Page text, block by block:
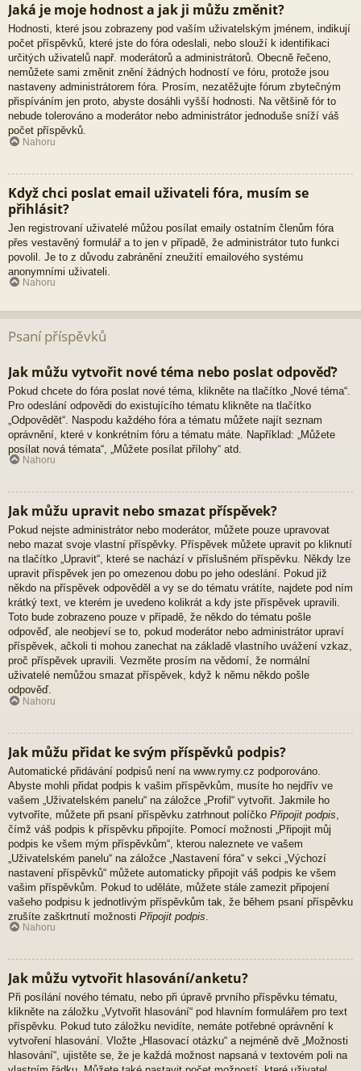
Jaká je moje hodnost a jak ji můžu změnit?
Hodnosti, které jsou zobrazeny pod vaším uživatelským jménem, indikují
počet příspěvků, které jste do fóra odeslali, nebo slouží k identifikaci
určitých uživatelů např. moderátorů a administrátorů. Obecně řečeno,
nemůžete sami změnit znění žádných hodností ve fóru, protože jsou
nastaveny administrátorem fóra. Prosím, nezatěžujte fórum zbytečným
přispíváním jen proto, abyste dosáhli vyšší hodnosti. Na většině fór to
nebude tolerováno a moderátor nebo administrátor jednoduše sníží váš
počet příspěvků.
Nahoru
Když chci poslat email uživateli fóra, musím se
přihlásit?
Jen registrovaní uživatelé můžou posílat emaily ostatním členům fóra
přes vestavěný formulář a to jen v případě, že administrátor tuto funkci
povolil. Je to z důvodu zabránění zneužití emailového systému
anonymními uživateli.
Nahoru
Psaní příspěvků
Jak můžu vytvořit nové téma nebo poslat odpověď?
Pokud chcete do fóra poslat nové téma, klikněte na tlačítko „Nové téma“.
Pro odeslání odpovědi do existujícího tématu klikněte na tlačítko
„Odpovědět“. Naspodu každého fóra a tématu můžete najít seznam
oprávnění, které v konkrétním fóru a tématu máte. Například: „Můžete
posílat nová témata“, „Můžete posílat přílohy“ atd.
Nahoru
Jak můžu upravit nebo smazat příspěvek?
Pokud nejste administrátor nebo moderátor, můžete pouze upravovat
nebo mazat svoje vlastní příspěvky. Příspěvek můžete upravit po kliknutí
na tlačítko „Upravit“, které se nachází v příslušném příspěvku. Někdy lze
upravit příspěvek jen po omezenou dobu po jeho odeslání. Pokud již
někdo na příspěvek odpověděl a vy se do tématu vrátíte, najdete pod ním
krátký text, ve kterém je uvedeno kolikrát a kdy jste příspěvek upravili.
Toto bude zobrazeno pouze v případě, že někdo do tématu pošle
odpověď, ale neobjeví se to, pokud moderátor nebo administrátor upraví
příspěvek, ačkoli ti mohou zanechat na základě vlastního uvážení vzkaz,
proč příspěvek upravili. Vezměte prosím na vědomí, že normální
uživatelé nemůžou smazat příspěvek, když k němu někdo pošle
odpověď.
Nahoru
Jak můžu přidat ke svým příspěvků podpis?
Automatické přidávání podpisů není na www.rymy.cz podporováno.
Abyste mohli přidat podpis k vašim příspěvkům, musíte ho nejdřív ve
vašem „Uživatelském panelu“ na záložce „Profil“ vytvořit. Jakmile ho
vytvoříte, můžete při psaní příspěvku zatrhnout políčko Připojit podpis
čímž váš podpis k příspěvku připojíte. Pomocí možnosti „Připojit můj
podpis ke všem mým příspěvkům“, kterou naleznete ve vašem
„Uživatelském panelu“ na záložce „Nastavení fóra“ v sekci „Výchozí
nastavení příspěvků“ můžete automaticky připojit váš podpis ke všem
vašim příspěvkům. Pokud to uděláte, můžete stále zamezit připojení
vašeho podpisu k jednotlivým příspěvkům tak, že během psaní příspěvku
zrušíte zaškrtnutí možnosti Připojit podpis
Nahoru
Jak můžu vytvořit hlasování/anketu?
Při posílání nového tématu, nebo při úpravě prvního příspěvku tématu,
klikněte na záložku „Vytvořit hlasování“ pod hlavním formulářem pro text
příspěvku. Pokud tuto záložku nevidíte, nemáte potřebné oprávnění k
vytvoření hlasování. Vložte „Hlasovací otázku“ a nejméně dvě „Možnosti
hlasování“, ujistěte se, že je každá možnost napsaná v textovém poli na